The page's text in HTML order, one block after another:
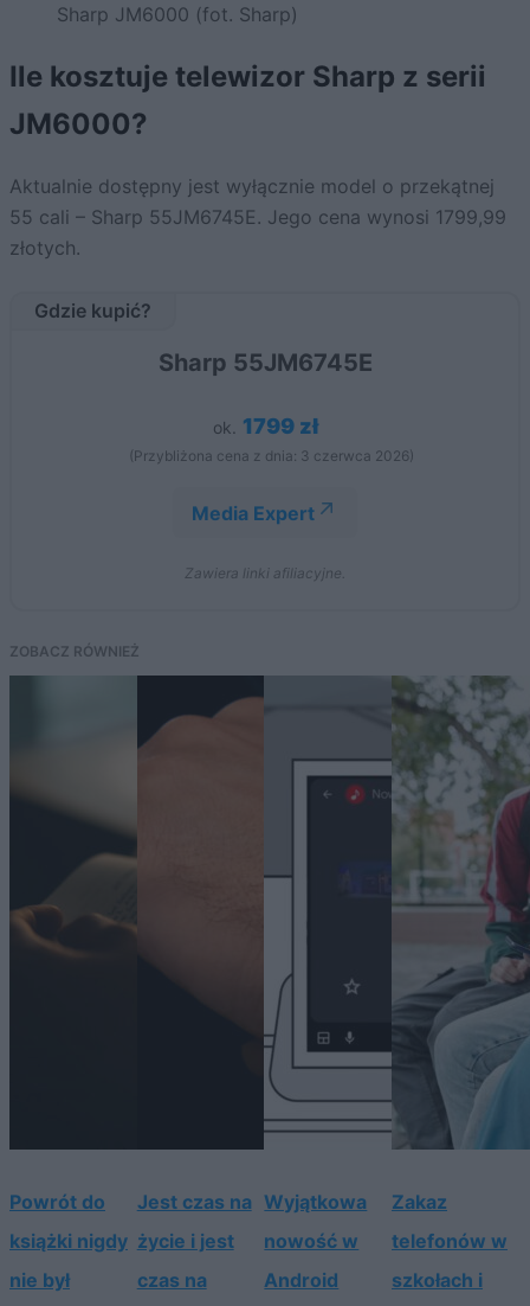
Sharp JM6000 (fot. Sharp)
Ile kosztuje telewizor Sharp z serii
JM6000?
Aktualnie dostępny jest wyłącznie model o przekątnej
55 cali – Sharp 55JM6745E. Jego cena wynosi 1799,99
złotych.
Gdzie kupić?
Sharp 55JM6745E
ok. 1799 zł
(Przybliżona cena z dnia: 3 czerwca 2026)
Media Expert
Zawiera linki afiliacyjne.
ZOBACZ RÓWNIEŻ
Powrót do
książki nigdy
nie był
Jest czas na
życie i jest
czas na
Wyjątkowa
nowość w
Android
Zakaz
telefonów w
szkołach i